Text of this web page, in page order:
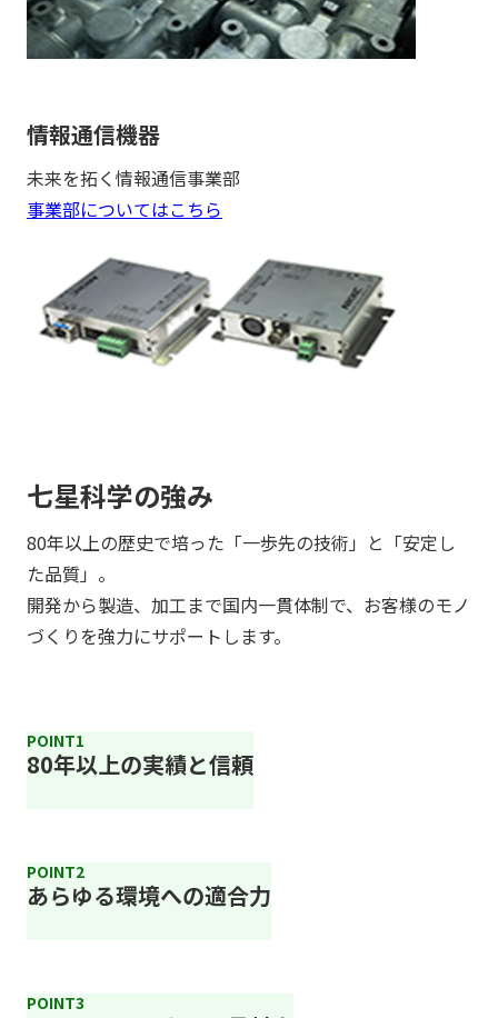
情報通信機器
未来を拓く情報通信事業部
事業部についてはこちら
七星科学の強み
80年以上の歴史で培った「一歩先の技術」と「安定し
た品質」。
開発から製造、加工まで国内一貫体制で、お客様のモノ
づくりを強力にサポートします。
POINT1
80年以上の実績と信頼
POINT2
あらゆる環境への適合力
POINT3